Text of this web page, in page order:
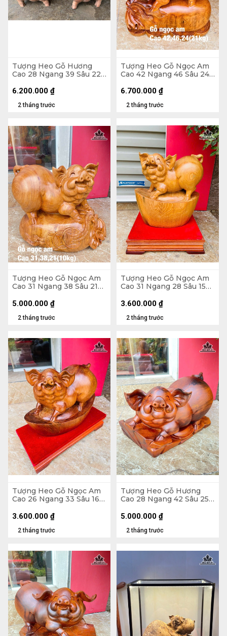
Tượng Heo Gỗ Hương
Cao 28 Ngang 39 Sâu 22
2 tháng trước
6.200.000 ₫
Tượng Heo Gỗ Ngọc Am
Cao 42 Ngang 46 Sâu 24
2 tháng trước
6.700.000 ₫
Tượng Heo Gỗ Ngọc Am
Cao 31 Ngang 38 Sâu 21
2 tháng trước
5.000.000 ₫
Tượng Heo Gỗ Ngọc Am
Cao 31 Ngang 28 Sâu 15
2 tháng trước
3.600.000 ₫
Tượng Heo Gỗ Ngọc Am
Cao 26 Ngang 33 Sâu 16
2 tháng trước
3.600.000 ₫
Tượng Heo Gỗ Hương
Cao 28 Ngang 42 Sâu 25
2 tháng trước
5.000.000 ₫